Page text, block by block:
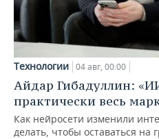
Технологии 04 авг, 00:00
Айдар Гибадуллин:
практически весь
Как нейросети изменили
делать, чтобы оставаться на